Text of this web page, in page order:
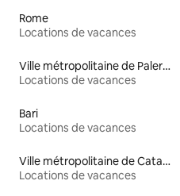
Rome
Locations de vacances
Ville métropolitaine de Palerme
Locations de vacances
Bari
Locations de vacances
Ville métropolitaine de Catane
Locations de vacances